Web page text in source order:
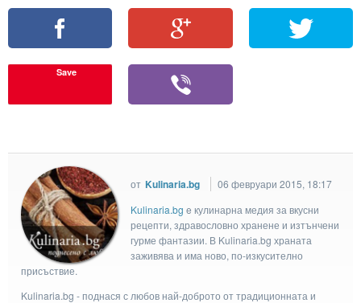
Save
от Kulinaria.bg
06 февруари 2015, 18:17
Kulinaria.bg e кулинарна медия за вкусни
рецепти, здравословно хранене и изтънчени
гурме фантазии. В Kulinaria.bg храната
заживява и има ново, по-изкусително
присъствие.
Kulinaria.bg - поднася с любов най-доброто от традиционната и